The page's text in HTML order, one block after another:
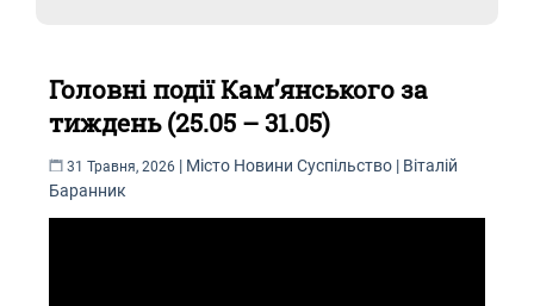
Головні події Кам’янського за
тиждень (25.05 – 31.05)
31 Травня, 2026 | Місто Новини Суспільство | Віталій
Баранник